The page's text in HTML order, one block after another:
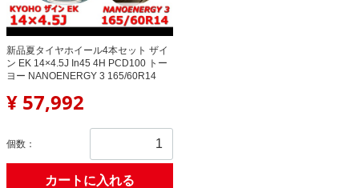
新品夏タイヤホイール4本セット ザイ
ン EK 14×4.5J In45 4H PCD100 トー
ヨー NANOENERGY 3 165/60R14
¥ 57,992
個数：
カートに入れる